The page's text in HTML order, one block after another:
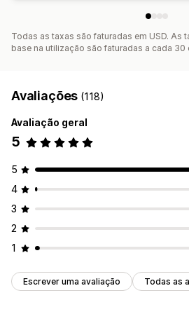
Todas as taxas são faturadas em USD. As
base na utilização são faturadas a cada 30
Avaliações (118)
Avaliação geral
5
5
4
3
2
1
Escrever uma avaliação Todas as